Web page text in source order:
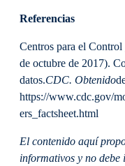
Referencias
Centros para el
de octubre de 2017).
datos.CDC. Obtenido
https://www.cdc.gov/
ers_factsheet.html
El contenido aquí
informativos y no debe